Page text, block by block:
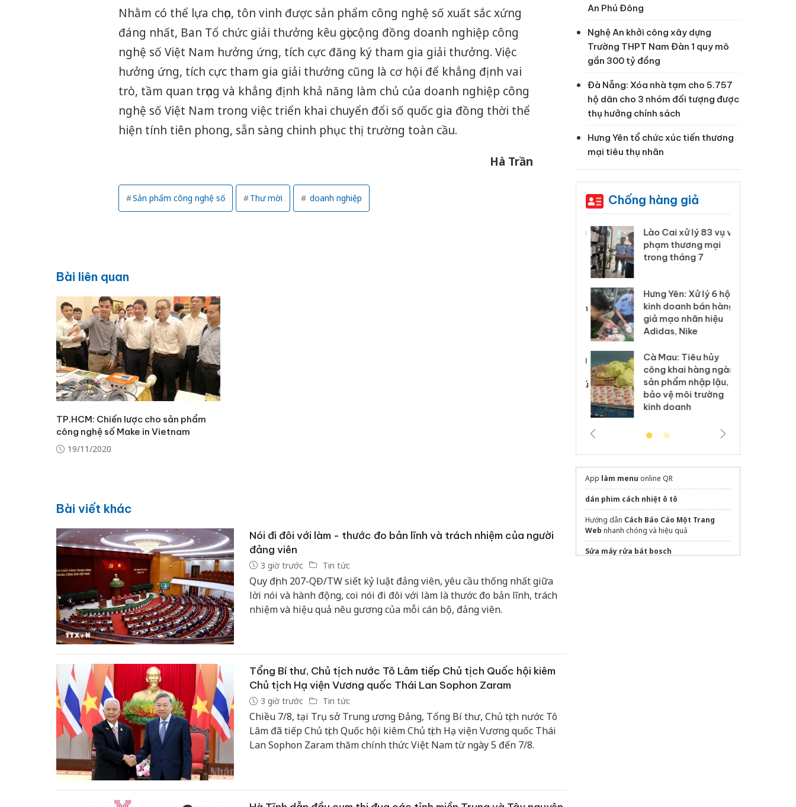
Nhằm có thể lựa chọn, tôn vinh được sản phẩm công nghệ số xuất sắc xứng
đáng nhất, Ban Tổ chức giải thưởng kêu gọi cộng đồng doanh nghiệp công
nghệ số Việt Nam hưởng ứng, tích cực đăng ký tham gia giải thưởng. Việc
hưởng ứng, tích cực tham gia giải thưởng cũng là cơ hội để khẳng định vai
trò, tầm quan trọng và khẳng định khả năng làm chủ của doanh nghiệp công
nghệ số Việt Nam trong việc triển khai chuyển đổi số quốc gia đồng thời thể
hiện tính tiên phong, sẵn sàng chinh phục thị trường toàn cầu.
Hà Trần
Sản phẩm công nghệ số Thư mời doanh nghiệp
Bài liên quan
TP.HCM: Chiến lược cho sản phẩm
công nghệ số Make in Vietnam
19/11/2020
Bài viết khác
Nói đi đôi với làm - thước đo bản lĩnh và trách nhiệm của người
đảng viên
3 giờ trước Tin tức
Quy định 207-QĐ/TW siết kỷ luật đảng viên, yêu cầu thống nhất giữa
lời nói và hành động, coi nói đi đôi với làm là thước đo bản lĩnh, trách
nhiệm và hiệu quả nêu gương của mỗi cán bộ, đảng viên.
Tổng Bí thư, Chủ tịch nước Tô Lâm tiếp Chủ tịch Quốc hội kiêm
Chủ tịch Hạ viện Vương quốc Thái Lan Sophon Zaram
3 giờ trước Tin tức
Chiều 7/8, tại Trụ sở Trung ương Đảng, Tổng Bí thư, Chủ tịch nước Tô
Lâm đã tiếp Chủ tịch Quốc hội kiêm Chủ tịch Hạ viện Vương quốc Thái
Lan Sophon Zaram thăm chính thức Việt Nam từ ngày 5 đến 7/8.
An Phú Đông
Nghệ An khởi công xây dựng
Trường THPT Nam Đàn 1 quy mô
gần 300 tỷ đồng
Đà Nẵng: Xóa nhà tạm cho 5.757
hộ dân cho 3 nhóm đối tượng được
thụ hưởng chính sách
Hưng Yên tổ chức xúc tiến thương
mại tiêu thụ nhãn
Chống hàng giả
Lào Cai xử lý 83 vụ vi
phạm thương mại
trong tháng 7
Hưng Yên: Xử lý 6 hộ
kinh doanh bán hàng
giả mạo nhãn hiệu
Adidas, Nike
Cà Mau: Tiêu hủy
công khai hàng ngàn
sản phẩm nhập lậu,
bảo vệ môi trường
kinh doanh
App làm menu online QR
dán phim cách nhiệt ô tô
Hướng dẫn Cách Báo Cáo Một Trang
Web nhanh chóng và hiệu quả
Sửa máy rửa bát bosch